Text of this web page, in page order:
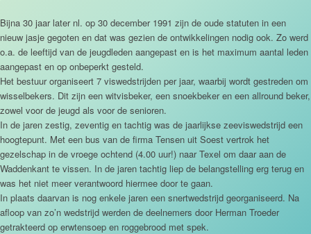
Bijna 30 jaar later nl. op 30 december 1991 zijn de oude statuten in een
nieuw jasje gegoten en dat was gezien de ontwikkelingen nodig ook. Zo werd
o.a. de leeftijd van de jeugdleden aangepast en is het maximum aantal leden
aangepast en op onbeperkt gesteld.
Het bestuur organiseert 7 viswedstrijden per jaar, waarbij wordt gestreden om
wisselbekers. Dit zijn een witvisbeker, een snoekbeker en een allround beker,
zowel voor de jeugd als voor de senioren.
In de jaren zestig, zeventig en tachtig was de jaarlijkse zeeviswedstrijd een
hoogtepunt. Met een bus van de firma Tensen uit Soest vertrok het
gezelschap in de vroege ochtend (4.00 uur!) naar Texel om daar aan de
Waddenkant te vissen. In de jaren tachtig liep de belangstelling erg terug en
was het niet meer verantwoord hiermee door te gaan.
In plaats daarvan is nog enkele jaren een snertwedstrijd georganiseerd. Na
afloop van zo’n wedstrijd werden de deelnemers door Herman Troeder
getrakteerd op erwtensoep en roggebrood met spek.